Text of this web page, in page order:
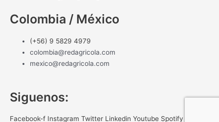
Colombia / México
(+56) 9 5829 4979
colombia@redagricola.com
mexico@redagricola.com
Siguenos:
Facebook-f Instagram Twitter Linkedin Youtube Spotify